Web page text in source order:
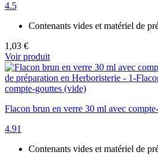
4.5
Contenants vides et matériel de
1,03 €
Voir produit
Flacon brun en verre 30 ml avec
4.91
Contenants vides et matériel de